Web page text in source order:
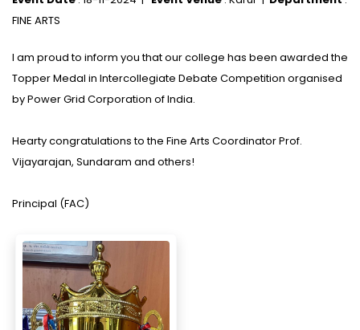
FINE ARTS
I am proud to inform you that our college has been awarded the
Topper Medal in Intercollegiate Debate Competition organised
by Power Grid Corporation of India.
Hearty congratulations to the Fine Arts Coordinator Prof.
Vijayarajan, Sundaram and others!
Principal (FAC)